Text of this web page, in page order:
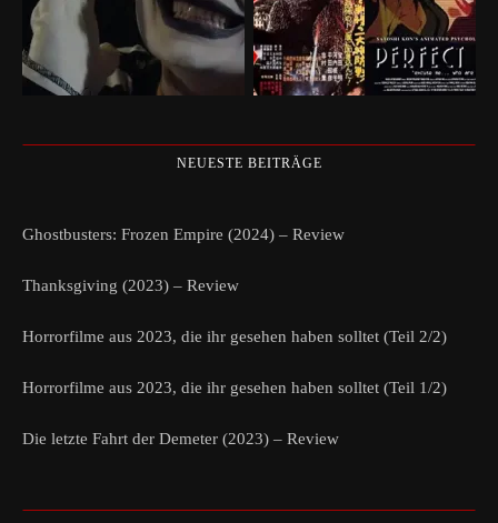
NEUESTE BEITRÄGE
Ghostbusters: Frozen Empire (2024) – Review
Thanksgiving (2023) – Review
Horrorfilme aus 2023, die ihr gesehen haben solltet (Teil 2/2)
Horrorfilme aus 2023, die ihr gesehen haben solltet (Teil 1/2)
Die letzte Fahrt der Demeter (2023) – Review